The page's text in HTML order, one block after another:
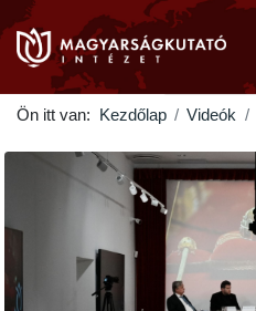
Ön itt van: Kezdőlap Videók